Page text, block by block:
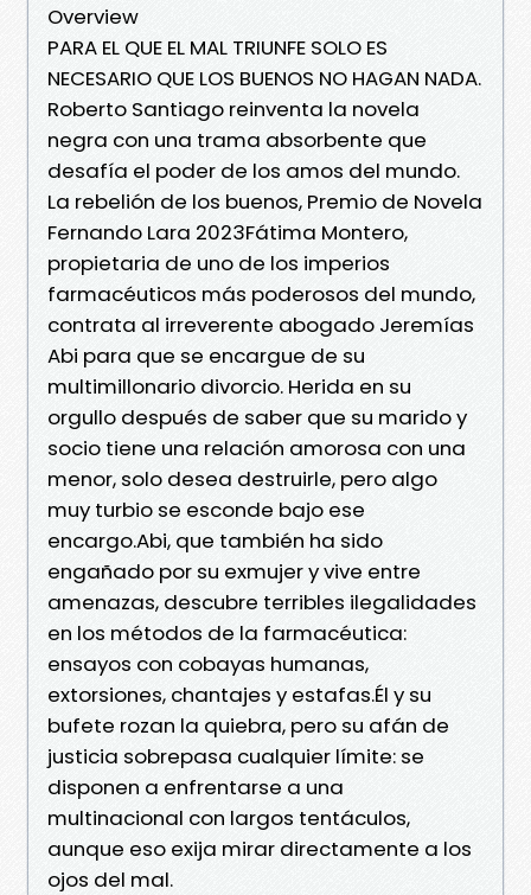
Overview
PARA EL QUE EL MAL TRIUNFE SOLO ES
NECESARIO QUE LOS BUENOS NO HAGAN NADA.
Roberto Santiago reinventa la novela
negra con una trama absorbente que
desafía el poder de los amos del mundo.
La rebelión de los buenos, Premio de Novela
Fernando Lara 2023Fátima Montero,
propietaria de uno de los imperios
farmacéuticos más poderosos del mundo,
contrata al irreverente abogado Jeremías
Abi para que se encargue de su
multimillonario divorcio. Herida en su
orgullo después de saber que su marido y
socio tiene una relación amorosa con una
menor, solo desea destruirle, pero algo
muy turbio se esconde bajo ese
encargo.Abi, que también ha sido
engañado por su exmujer y vive entre
amenazas, descubre terribles ilegalidades
en los métodos de la farmacéutica:
ensayos con cobayas humanas,
extorsiones, chantajes y estafas.Él y su
bufete rozan la quiebra, pero su afán de
justicia sobrepasa cualquier límite: se
disponen a enfrentarse a una
multinacional con largos tentáculos,
aunque eso exija mirar directamente a los
ojos del mal.